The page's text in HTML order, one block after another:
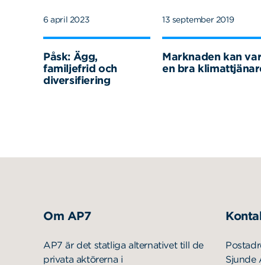
6 april 2023
Påsk: Ägg,
familjefrid och
diversifiering
13 september 2019
Marknaden kan
en bra
Om AP7
AP7 är det statliga alternativet till de
privata aktörerna i
Sjunde